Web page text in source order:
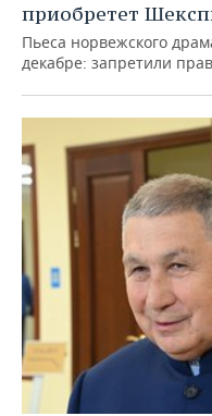
приобретет
Пьеса норвежского
декабре: запретили